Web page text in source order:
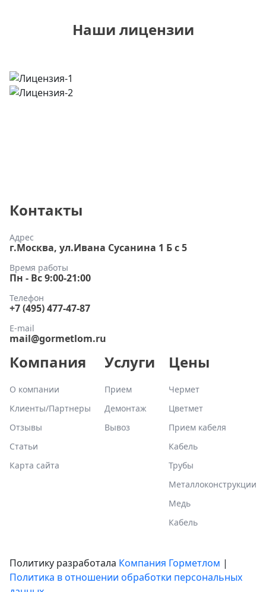
Наши лицензии
Контакты
Адрес
г.Москва, ул.Ивана Сусанина 1 Б с 5
Время работы
Пн - Вс 9:00-21:00
Телефон
+7 (495) 477-47-87
E-mail
mail@gormetlom.ru
Компания
О компании
Клиенты/Партнеры
Отзывы
Статьи
Карта сайта
Услуги
Прием
Демонтаж
Вывоз
Цены
Чермет
Цветмет
Прием кабеля
Кабель
Трубы
Металлоконструкции
Медь
Кабель
Политику разработала Компания Горметлом |
Политика в отношении обработки персональных